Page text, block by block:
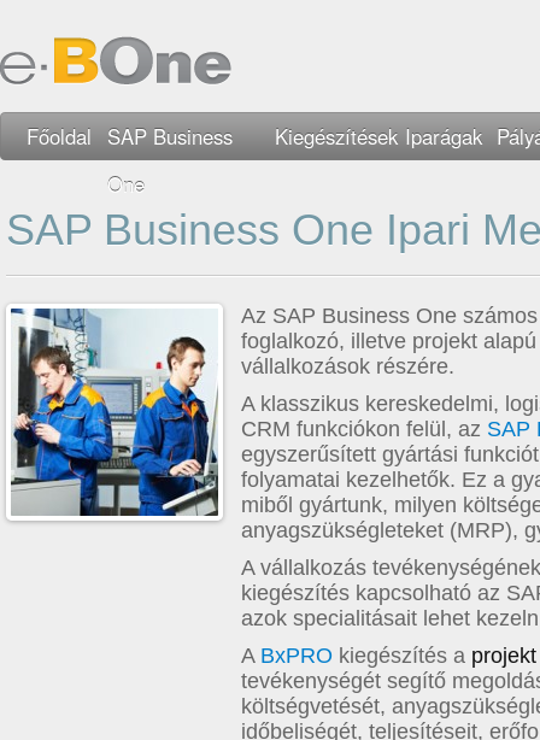
Főoldal
SAP Business
One
Kiegészítések Iparágak
SAP Business One Ipari
Az SAP Business One
foglalkozó, illetve projekt
vállalkozások részére.
A klasszikus kereskedelmi,
CRM funkciókon felül, az SAP
egyszerűsített gyártási
folyamatai kezelhetők. Ez a
miből gyártunk, milyen
anyagszükségleteket (MRP),
A vállalkozás
kiegészítés kapcsolható az
azok specialitásait lehet
A BxPRO kiegészítés a
tevékenységét segítő
költségvetését,
időbeliségét, teljesítéseit,